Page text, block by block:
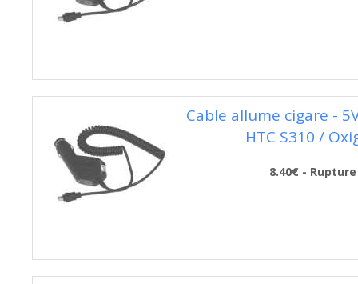
Cable allume cigare -
HTC S310 /
8.40€ - Rupture